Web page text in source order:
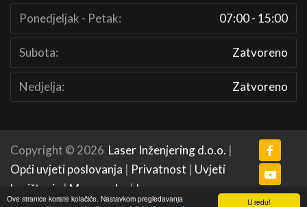
U redu!
Ove stranice koriste kolačiće. Nastavkom pregledavanja
Ponedjeljak - Petak: 07:00 - 15:00
Subota: Zatvoreno
Nedjelja: Zatvoreno
Copyright © 2026 Laser Inženjering d.o.o. |
Opći uvjeti poslovanja | Privatnost | Uvjeti
korištenja
| Mapa weba | Impressum